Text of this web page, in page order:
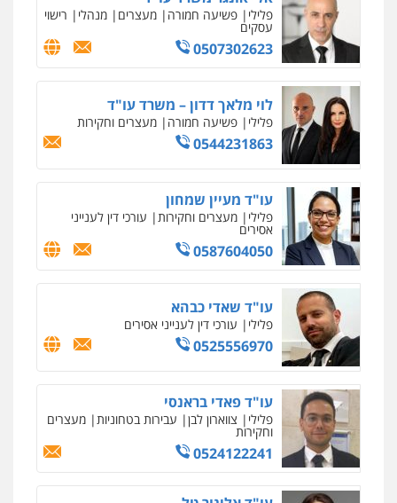
פלילי פשיעה חמורה מעצרים מנהלי רישוי
עסקים
0507302623
לוי מלאך דדון – משרד עו"ד
פלילי פשיעה חמורה מעצרים וחקירות
0544231863
עו"ד מעיין שמחון
פלילי מעצרים וחקירות עורכי דין לענייני
אסירים
0587604050
עו"ד שאדי כבהא
פלילי עורכי דין לענייני אסירים
0525556970
עו"ד פאדי בראנסי
פלילי צווארון לבן עבירות בטחוניות מעצרים
וחקירות
0524122241